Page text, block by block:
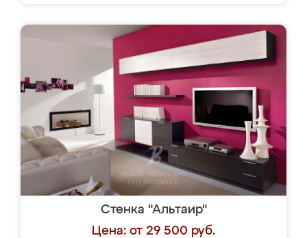
Стенка "Альтаир"
Цена: от 29 500 руб.